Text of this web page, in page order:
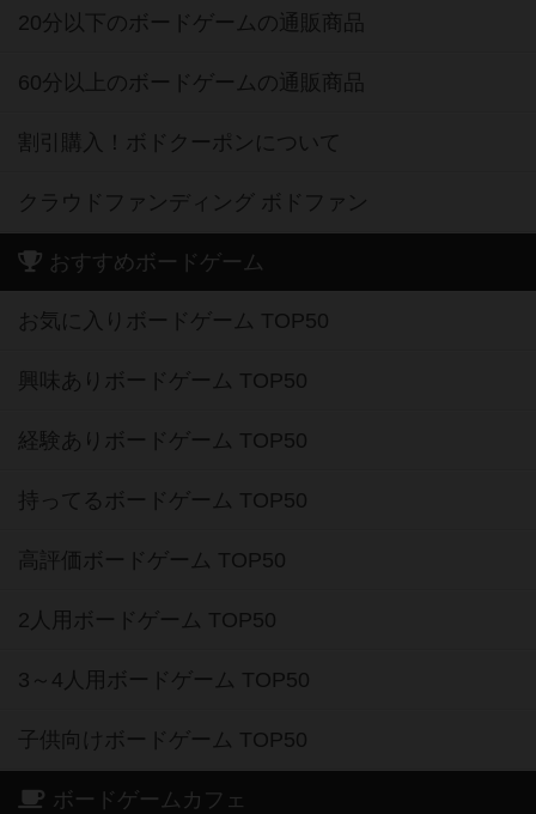
20分以下のボードゲームの通販商品
60分以上のボードゲームの通販商品
割引購入！ボドクーポンについて
クラウドファンディング ボドファン
おすすめボードゲーム
お気に入りボードゲーム TOP50
興味ありボードゲーム TOP50
経験ありボードゲーム TOP50
持ってるボードゲーム TOP50
高評価ボードゲーム TOP50
2人用ボードゲーム TOP50
3～4人用ボードゲーム TOP50
子供向けボードゲーム TOP50
ボードゲームカフェ